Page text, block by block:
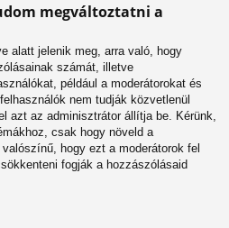
megváltoztatni a
alatt jelenik meg, arra való, hogy
számát, illetve
például a moderátorokat és
nem tudják közvetlenül
azt az adminisztrátor állítja be. Kérünk,
csak hogy növeld a
hogy ezt a moderátorok fel
fogják a hozzászólásaid